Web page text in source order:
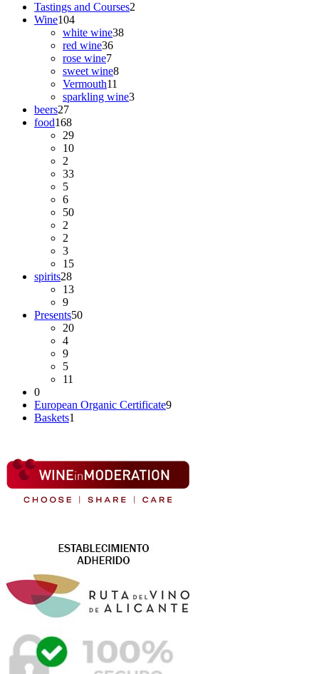
Tastings and Courses2
Wine104
white wine38
red wine36
rose wine7
sweet wine8
Vermouth11
sparkling wine3
beers27
food168
29
10
2
33
5
6
50
2
2
3
15
spirits28
13
9
Presents50
20
4
9
5
11
0
European Organic Certificate9
Baskets1